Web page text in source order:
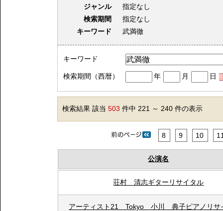
ジャンル
指定なし
検索期間
指定なし
キーワード
武満徹
キーワード
検索期間（西暦） 年 月 日
検索結果 該当503 件中 221 ～ 240 件の表示
8 9 10
公演名
荘村 清志ギターリサイタル
アーティスト21 Tokyo 小川 典子ピアノリサ